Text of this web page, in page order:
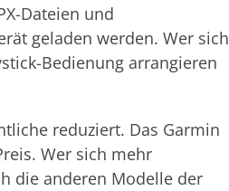
Dateien und
geladen werden. Wer sich
Bedienung arrangieren
reduziert. Das Garmin
Wer sich mehr
die anderen Modelle der